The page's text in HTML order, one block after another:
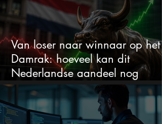
Van loser naar winnaar op het
Damrak: hoeveel kan dit
Nederlandse aandeel nog
stijgen?